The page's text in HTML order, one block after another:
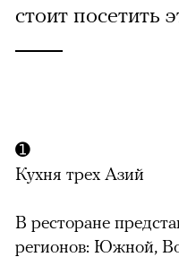
стоит посетить
➊
Кухня трех Азий
В ресторане
регионов: Южной,